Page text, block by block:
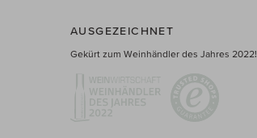
AUSGEZEICHNET
Gekürt zum Weinhändler des Jahres 2022!